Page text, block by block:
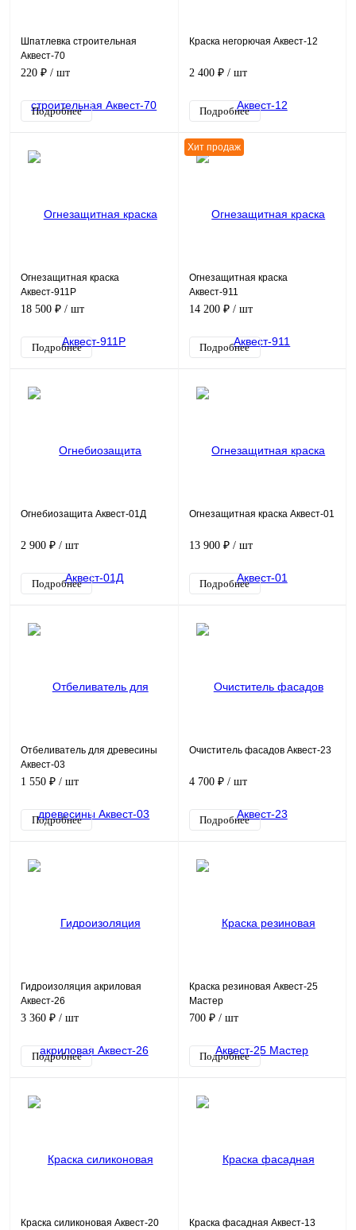
Шпатлевка строительная
Аквест-70
220 ₽ / шт
Подробнее
Краска негорючая Аквест-12
2 400 ₽ / шт
Подробнее
Огнезащитная краска
Аквест-911Р
18 500 ₽ / шт
Подробнее
Хит продаж
Огнезащитная краска
Аквест-911
14 200 ₽ / шт
Подробнее
Огнебиозащита Аквест-01Д
2 900 ₽ / шт
Подробнее
Огнезащитная краска Аквест-01
13 900 ₽ / шт
Подробнее
Отбеливатель для древесины
Аквест-03
1 550 ₽ / шт
Подробнее
Очиститель фасадов Аквест-23
4 700 ₽ / шт
Подробнее
Гидроизоляция акриловая
Аквест-26
3 360 ₽ / шт
Подробнее
Краска резиновая Аквест-25
Мастер
700 ₽ / шт
Подробнее
Краска силиконовая Аквест-20
Краска фасадная Аквест-13